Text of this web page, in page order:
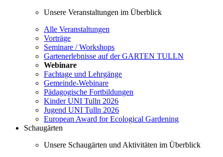
Unsere Veranstaltungen im Überblick
Alle Veranstaltungen
Vorträge
Seminare / Workshops
Gartenerlebnisse auf der GARTEN TULLN
Webinare
Fachtage und Lehrgänge
Gemeinde-Webinare
Pädagogische Fortbildungen
Kinder UNI Tulln 2026
Jugend UNI Tulln 2026
European Award for Ecological Gardening
Schaugärten
Unsere Schaugärten und Aktivitäten im Überblick